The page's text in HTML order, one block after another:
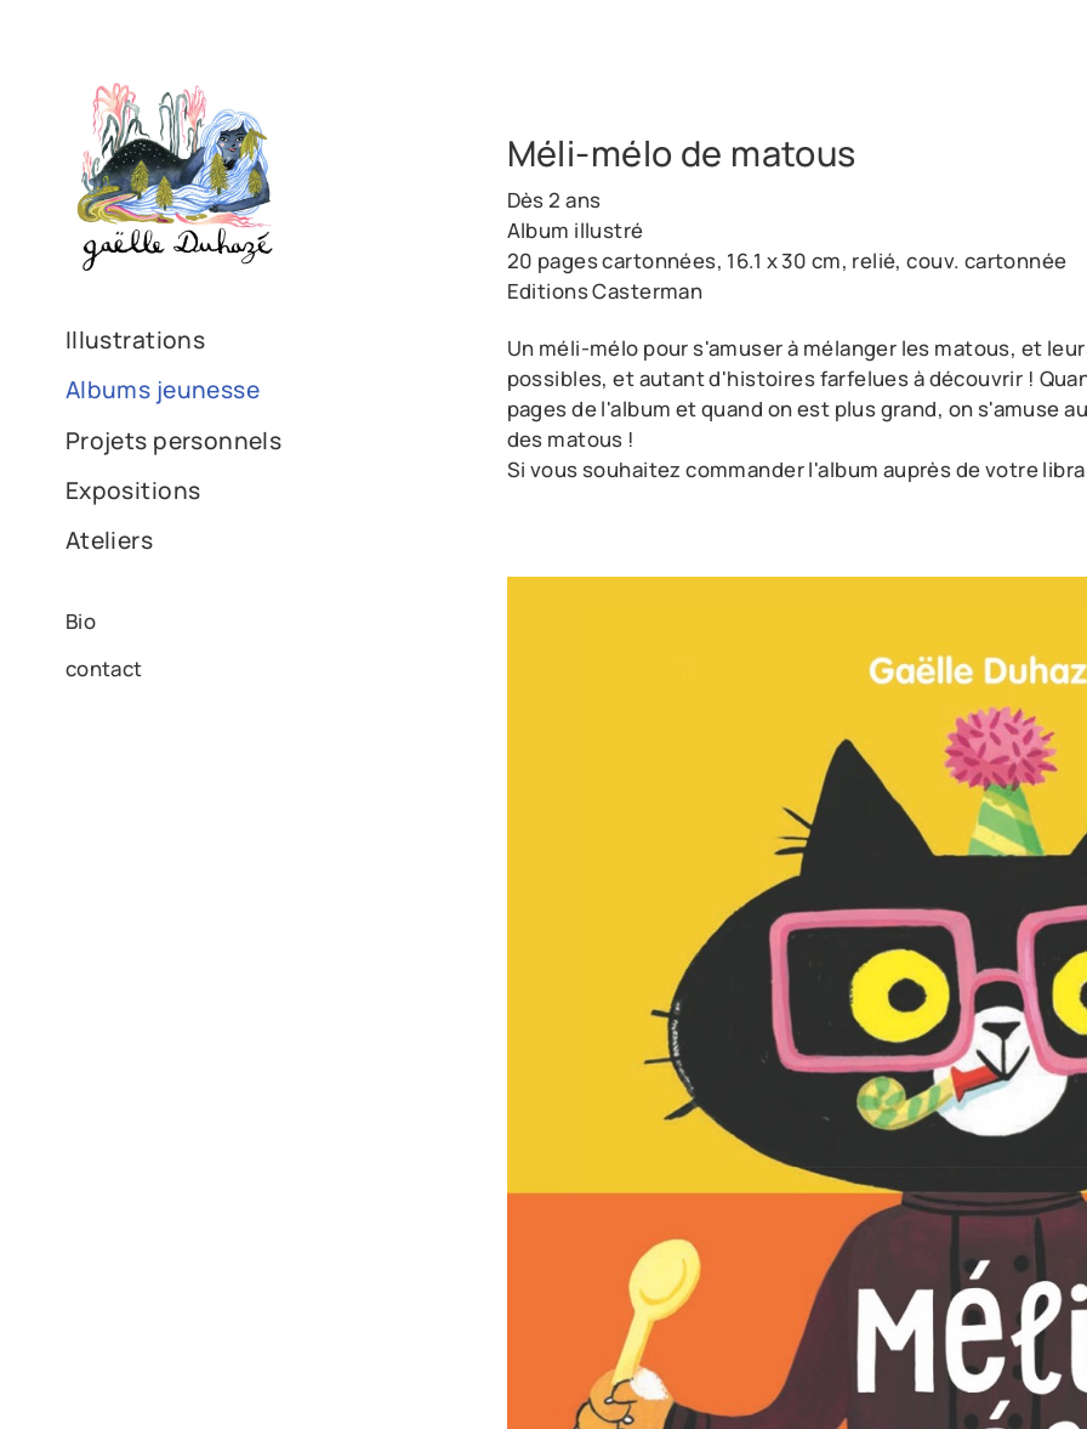
Illustrations
Albums jeunesse
Projets personnels
Expositions
Ateliers
Bio
contact
Méli-mélo de matous
Dès 2 ans
Album illustré
20 pages cartonnées, 16.1 x 30 cm, relié, couv. cartonnée
Editions Casterman
Un méli-mélo pour s'amuser à mélanger les matous, et
possibles, et autant d'histoires farfelues à découvrir !
pages de l'album et quand on est plus grand, on s'amuse
des matous !
Si vous souhaitez commander l'album auprès de votre